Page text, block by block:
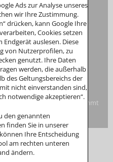
Putz
52
691
8856
80938
Das Unternehmen nimmt
vor einer
teil.
Ads zur Analyse unseres
wir Ihre Zustimmung.
drücken, kann Google Ihre
Cookies setzen
auslesen. Diese
von Nutzerprofilen, zu
genutzt. Ihre Daten
werden, die außerhalb
des Geltungsbereichs der
nicht einverstanden sind,
notwendige akzeptieren“.
den genannten
finden Sie in unserer
Ihre Entscheidung
am rechten unteren
ändern.